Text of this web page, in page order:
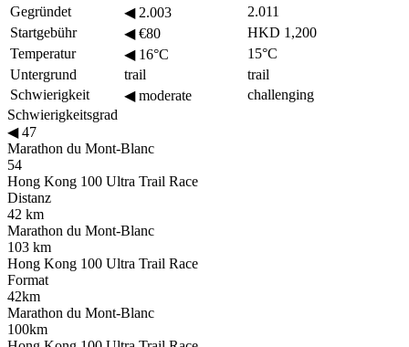
Gegründet
◀2.003
2.011
Startgebühr
◀€80
HKD 1,200
Temperatur
◀16°C
15°C
Untergrund
trail
trail
Schwierigkeit
◀moderate
challenging
Schwierigkeitsgrad
◀47
Marathon du Mont-Blanc
54
Hong Kong 100 Ultra Trail Race
Distanz
42 km
Marathon du Mont-Blanc
103 km
Hong Kong 100 Ultra Trail Race
Format
42km
Marathon du Mont-Blanc
100km